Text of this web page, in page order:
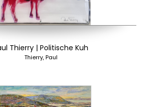
Thierry | Politische Kuh
Thierry, Paul